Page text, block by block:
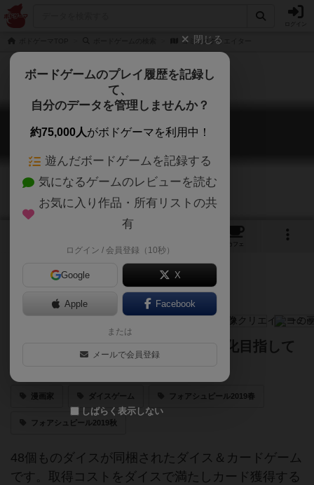
コミッククリエイター
コミッククリエイター
Comic Creator
カフェ
漫画家のつらみがテーマ！ アニメ化目指して
ダイスを振れ！
漫画家 ダイスゲーム フォアシュピール2019春
フォアシュピール2019秋
48個ものダイスが同梱されたダイス＆カードゲーム
です。取得コストをダイスで満たしカード獲得する
閉じる
ボードゲームのプレイ履歴を記録し
て、
自分のデータを管理しませんか？
約75,000人がボドゲーマを利用中！
遊んだボードゲームを記録する
気になるゲームのレビューを読む
お気に入り作品・所有リストの共
有
ログイン / 会員登録（10秒）
Google X
Apple Facebook
または
メールで会員登録
しばらく表示しない